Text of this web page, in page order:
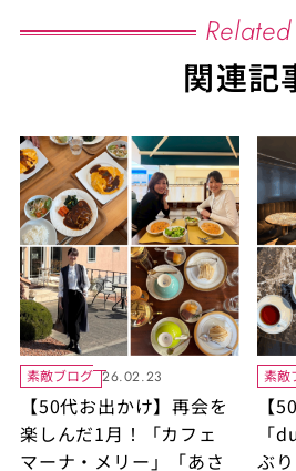
Related
関連記
素敵ブログ 26.02.23
【50代お出かけ】再会を
楽しんだ1月！「カフェ
マーナ・メリー」「あさ
素敵
【
「
ぶ